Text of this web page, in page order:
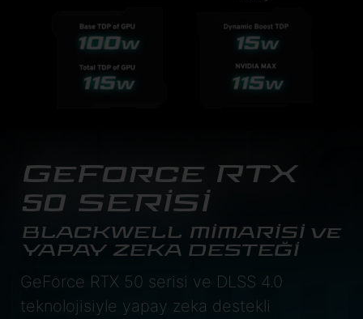
GeForce RTX
50 SERİSİ
BLACKWELL MİMARİSİ ve
YAPAY ZEKA DESTEĞİ
GeForce RTX 50 serisi ve DLSS 4.0
teknolojisiyle yapay zeka destekli